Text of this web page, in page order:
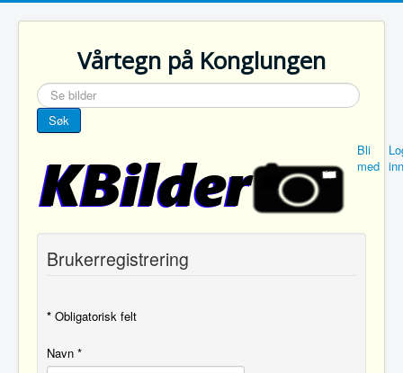
Vårtegn på Konglungen
søk
…
Søk
Bli
med inn
Brukerregistrering
* Obligatorisk felt
Navn *